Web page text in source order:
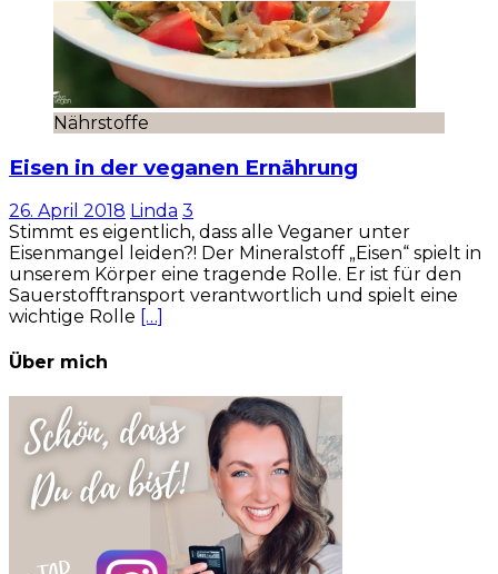
Nährstoffe
Eisen in der veganen Ernährung
26. April 2018 Linda 3
Stimmt es eigentlich, dass alle Veganer unter
Eisenmangel leiden?! Der Mineralstoff „Eisen“ spielt in
unserem Körper eine tragende Rolle. Er ist für den
Sauerstofftransport verantwortlich und spielt eine
wichtige Rolle […]
Über mich